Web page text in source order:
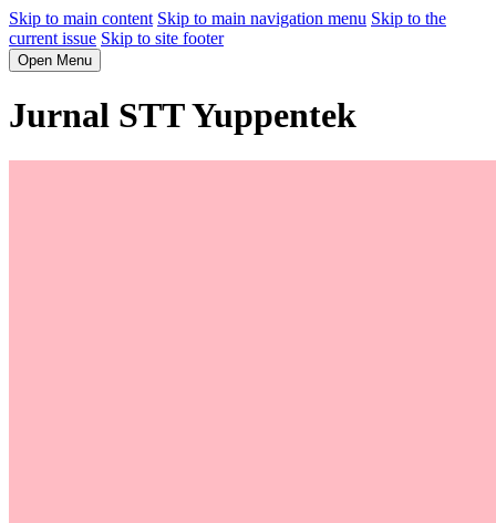
Skip to main content Skip to main navigation menu Skip to the
current issue Skip to site footer
Open Menu
Jurnal STT Yuppentek